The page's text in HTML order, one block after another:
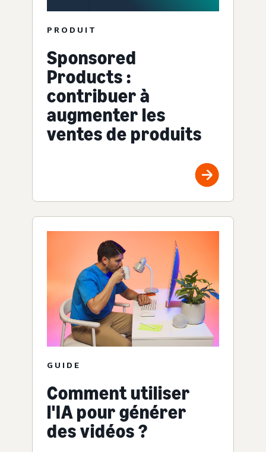
PRODUIT
Sponsored
Products :
contribuer à
augmenter les
ventes de produits
GUIDE
Comment utiliser
l'IA pour générer
des vidéos ?